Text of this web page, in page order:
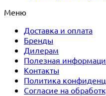
Меню
Доставка и оплата
Бренды
Дилерам
Полезная
Контакты
Политика
Согласие на